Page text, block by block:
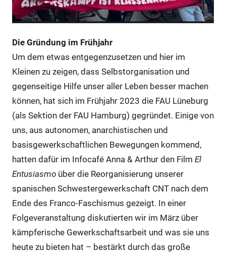
Die Gründung im Frühjahr
Um dem etwas entgegenzusetzen und hier im
Kleinen zu zeigen, dass Selbstorganisation und
gegenseitige Hilfe unser aller Leben besser machen
können, hat sich im Frühjahr 2023 die FAU Lüneburg
(als Sektion der FAU Hamburg) gegründet. Einige von
uns, aus autonomen, anarchistischen und
basisgewerkschaftlichen Bewegungen kommend,
hatten dafür im Infocafé Anna & Arthur den Film El
Entusiasmoüber die Reorganisierung unserer
spanischen Schwestergewerkschaft CNT nach dem
Ende des Franco-Faschismus gezeigt. In einer
Folgeveranstaltung diskutierten wir im März über
kämpferische Gewerkschaftsarbeit und was sie uns
heute zu bieten hat – bestärkt durch das große